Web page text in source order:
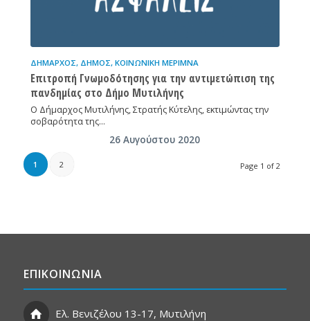
ΔΉΜΑΡΧΟΣ, ΔΉΜΟΣ, ΚΟΙΝΩΝΙΚΉ ΜΈΡΙΜΝΑ
Επιτροπή Γνωμοδότησης για την αντιμετώπιση της
πανδημίας στο Δήμο Μυτιλήνης
Ο Δήμαρχος Μυτιλήνης, Στρατής Κύτελης, εκτιμώντας την
σοβαρότητα της…
26 Αυγούστου 2020
Page 1 of 2
1 2
ΕΠΙΚΟΙΝΩΝΙΑ
Ελ. Βενιζέλου 13-17, Μυτιλήνη